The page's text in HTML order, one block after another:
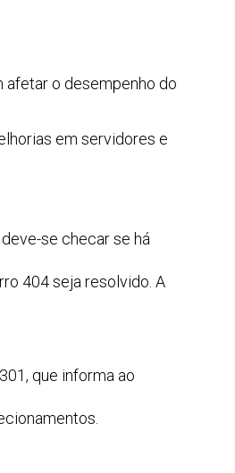
afetar o desempenho do
em servidores e
se checar se há
404 seja resolvido. A
que informa ao